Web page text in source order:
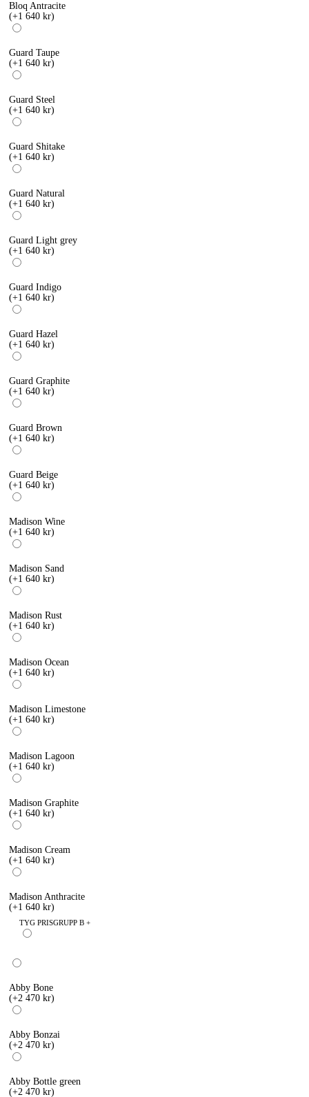
Bloq Antracite
(+1 640 kr)
Guard Taupe
(+1 640 kr)
Guard Steel
(+1 640 kr)
Guard Shitake
(+1 640 kr)
Guard Natural
(+1 640 kr)
Guard Light grey
(+1 640 kr)
Guard Indigo
(+1 640 kr)
Guard Hazel
(+1 640 kr)
Guard Graphite
(+1 640 kr)
Guard Brown
(+1 640 kr)
Guard Beige
(+1 640 kr)
Madison Wine
(+1 640 kr)
Madison Sand
(+1 640 kr)
Madison Rust
(+1 640 kr)
Madison Ocean
(+1 640 kr)
Madison Limestone
(+1 640 kr)
Madison Lagoon
(+1 640 kr)
Madison Graphite
(+1 640 kr)
Madison Cream
(+1 640 kr)
Madison Anthracite
(+1 640 kr)
TYG PRISGRUPP B +
Abby Bone
(+2 470 kr)
Abby Bonzai
(+2 470 kr)
Abby Bottle green
(+2 470 kr)